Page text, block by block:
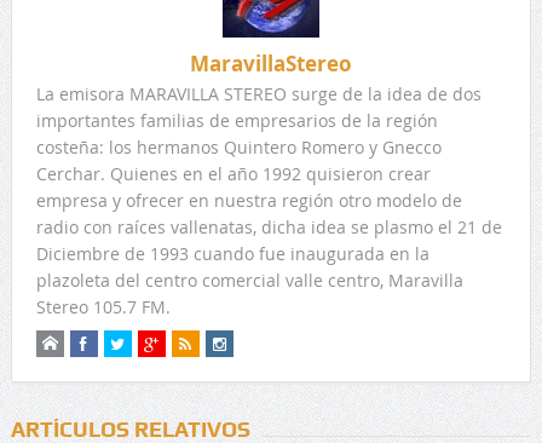
MaravillaStereo
La emisora MARAVILLA STEREO surge de la idea de dos
importantes familias de empresarios de la región
costeña: los hermanos Quintero Romero y Gnecco
Cerchar. Quienes en el año 1992 quisieron crear
empresa y ofrecer en nuestra región otro modelo de
radio con raíces vallenatas, dicha idea se plasmo el 21 de
Diciembre de 1993 cuando fue inaugurada en la
plazoleta del centro comercial valle centro, Maravilla
Stereo 105.7 FM.
ARTÍCULOS RELATIVOS